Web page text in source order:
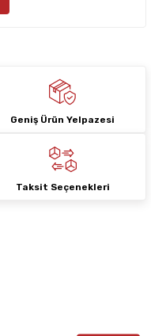
Geniş Ürün Yelpazesi
Taksit Seçenekleri